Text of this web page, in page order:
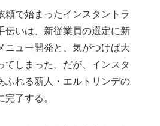
頼で始まったインスタントラ
伝いは、新従業員の選定に新
ニュー開発と、気がつけば大
てしまった。だが、インスタ
ふれる新人・エルトリンデの
了する。